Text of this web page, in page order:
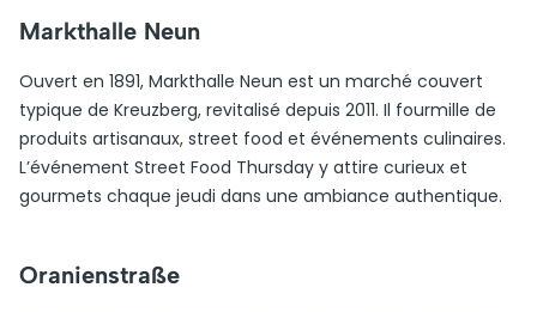
Markthalle Neun
Ouvert en 1891, Markthalle Neun est un marché couvert
typique de Kreuzberg, revitalisé depuis 2011. Il fourmille de
produits artisanaux, street food et événements culinaires.
L’événement Street Food Thursday y attire curieux et
gourmets chaque jeudi dans une ambiance authentique.
Oranienstraße